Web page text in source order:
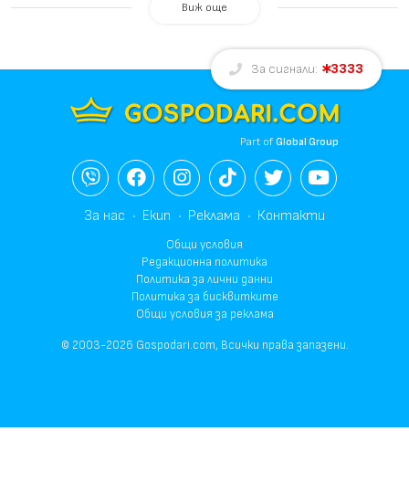
Виж още
За сигнали: 3333
Part ofGlobal Group
За нас Екип Реклама Контакти
Общи условия
Редакционна политика
Политика за лични данни
Политика за бисквитките
Общи условия за реклама
© 2003-2026 Gospodari.com, Всички права запазени.